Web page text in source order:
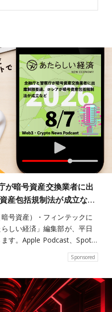
が暗号資産交換業者に出
産包括規制法が成立な…
号資産）・フィンテックに
しい経済」編集部が、平日
す。Apple Podcast、Spot…
Sponsored